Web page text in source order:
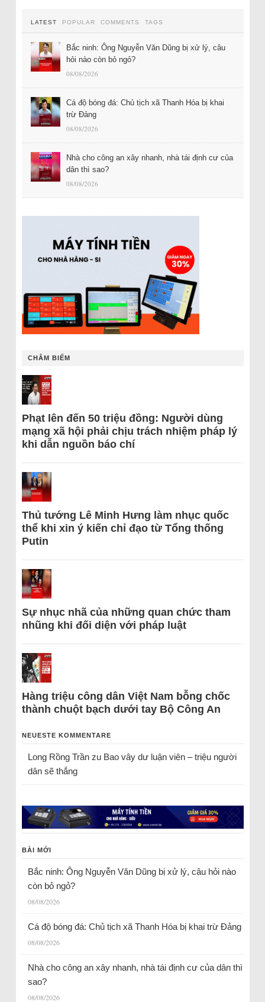
LATEST POPULAR COMMENTS TAGS
Bắc ninh: Ông Nguyễn Văn Dũng bị xử lý, câu
hỏi nào còn bỏ ngỏ?
08/08/2026
Cá độ bóng đá: Chủ tịch xã Thanh Hóa bị khai
trừ Đảng
08/08/2026
Nhà cho công an xây nhanh, nhà tái định cư của
dân thì sao?
08/08/2026
CHÂM BIẾM
Phạt lên đến 50 triệu đồng: Người dùng
mạng xã hội phải chịu trách nhiệm pháp lý
khi dẫn nguồn báo chí
Thủ tướng Lê Minh Hưng làm nhục quốc
thể khi xin ý kiến chỉ đạo từ Tổng thống
Putin
Sự nhục nhã của những quan chức tham
nhũng khi đối diện với pháp luật
Hàng triệu công dân Việt Nam bỗng chốc
thành chuột bạch dưới tay Bộ Công An
NEUESTE KOMMENTARE
Long Rồng Trầnzu Bao vây dư luận viên – triệu người
dân sẽ thắng
BÀI MỚI
Bắc ninh: Ông Nguyễn Văn Dũng bị xử lý, câu hỏi nào
còn bỏ ngỏ?
08/08/2026
Cá độ bóng đá: Chủ tịch xã Thanh Hóa bị khai trừ Đảng
08/08/2026
Nhà cho công an xây nhanh, nhà tái định cư của dân thì
sao?
08/08/2026